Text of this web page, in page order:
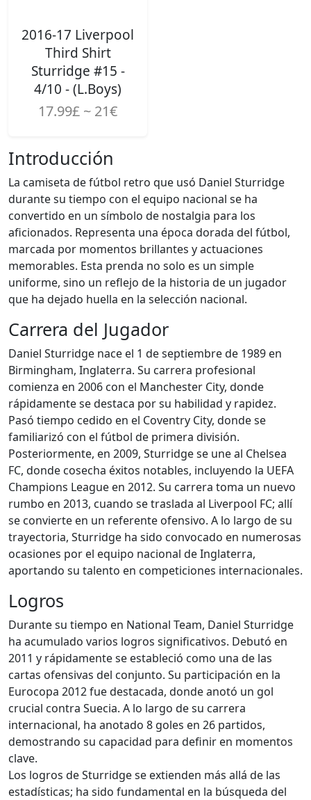
2016-17 Liverpool
Third Shirt
Sturridge #15 -
4/10 - (L.Boys)
17.99£ ~ 21€
Introducción
La camiseta de fútbol retro que usó Daniel Sturridge
durante su tiempo con el equipo nacional se ha
convertido en un símbolo de nostalgia para los
aficionados. Representa una época dorada del fútbol,
marcada por momentos brillantes y actuaciones
memorables. Esta prenda no solo es un simple
uniforme, sino un reflejo de la historia de un jugador
que ha dejado huella en la selección nacional.
Carrera del Jugador
Daniel Sturridge nace el 1 de septiembre de 1989 en
Birmingham, Inglaterra. Su carrera profesional
comienza en 2006 con el Manchester City, donde
rápidamente se destaca por su habilidad y rapidez.
Pasó tiempo cedido en el Coventry City, donde se
familiarizó con el fútbol de primera división.
Posteriormente, en 2009, Sturridge se une al Chelsea
FC, donde cosecha éxitos notables, incluyendo la UEFA
Champions League en 2012. Su carrera toma un nuevo
rumbo en 2013, cuando se traslada al Liverpool FC; allí
se convierte en un referente ofensivo. A lo largo de su
trayectoria, Sturridge ha sido convocado en numerosas
ocasiones por el equipo nacional de Inglaterra,
aportando su talento en competiciones internacionales.
Logros
Durante su tiempo en National Team, Daniel Sturridge
ha acumulado varios logros significativos. Debutó en
2011 y rápidamente se estableció como una de las
cartas ofensivas del conjunto. Su participación en la
Eurocopa 2012 fue destacada, donde anotó un gol
crucial contra Suecia. A lo largo de su carrera
internacional, ha anotado 8 goles en 26 partidos,
demostrando su capacidad para definir en momentos
clave.
Los logros de Sturridge se extienden más allá de las
estadísticas; ha sido fundamental en la búsqueda del